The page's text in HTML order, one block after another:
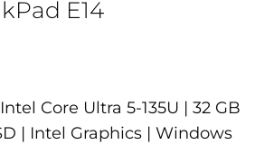
E14
Core Ultra 5-135U | 32 GB
| Intel Graphics | Windows